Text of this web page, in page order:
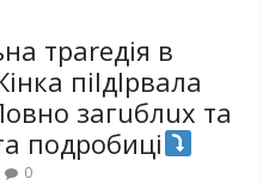
траrедія в
піlдlрвала
загuблuх та
подробиці
0